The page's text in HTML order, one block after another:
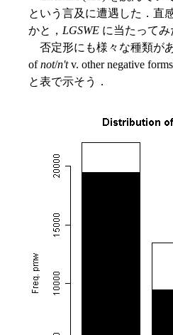
という言及に遭遇した．直
かと， LGSWE に当たってみ
否定形にも様々な種類が
ofnot/n'tv. other negative
と表で示そう．